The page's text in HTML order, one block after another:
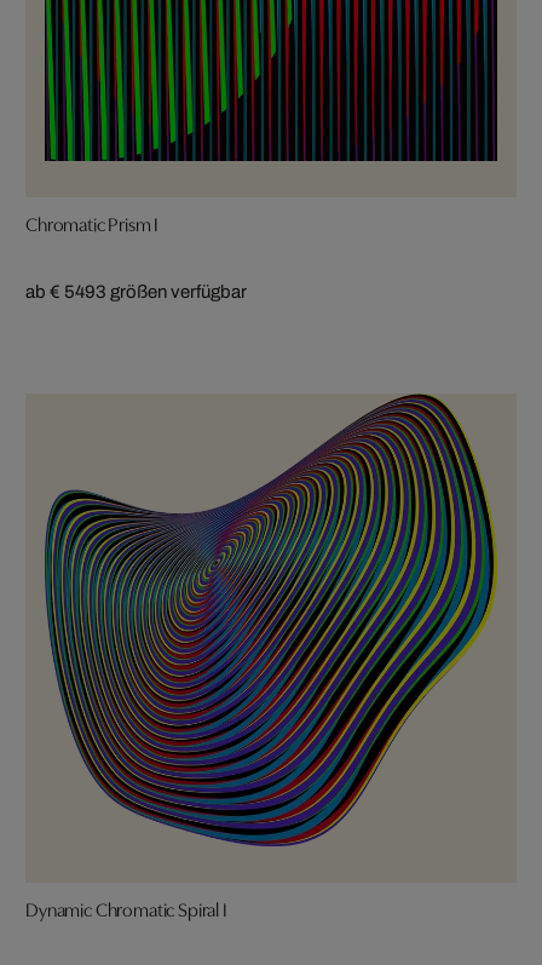
Chromatic Prism I
ab € 5493 größen verfügbar
Dynamic Chromatic Spiral I